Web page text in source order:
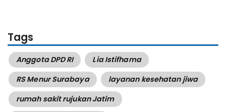
Tags
Anggota DPD RI
Lia Istifhama
RS Menur Surabaya
layanan kesehatan jiwa
rumah sakit rujukan Jatim